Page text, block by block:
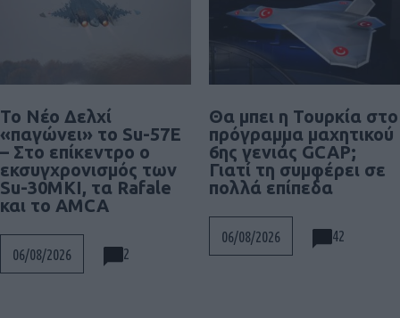
Το Νέο Δελχί
«παγώνει» το Su-57E
– Στο επίκεντρο ο
εκσυγχρονισμός των
Su-30MKI, τα Rafale
και το AMCA
06/08/2026 2
Θα μπει η Τουρκία στο
πρόγραμμα μαχητικού
6ης γενιάς GCAP;
Γιατί τη συμφέρει σε
πολλά επίπεδα
06/08/2026 42